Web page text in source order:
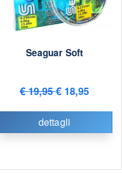
Seaguar Soft
€ 19,95€ 18,95
dettagli